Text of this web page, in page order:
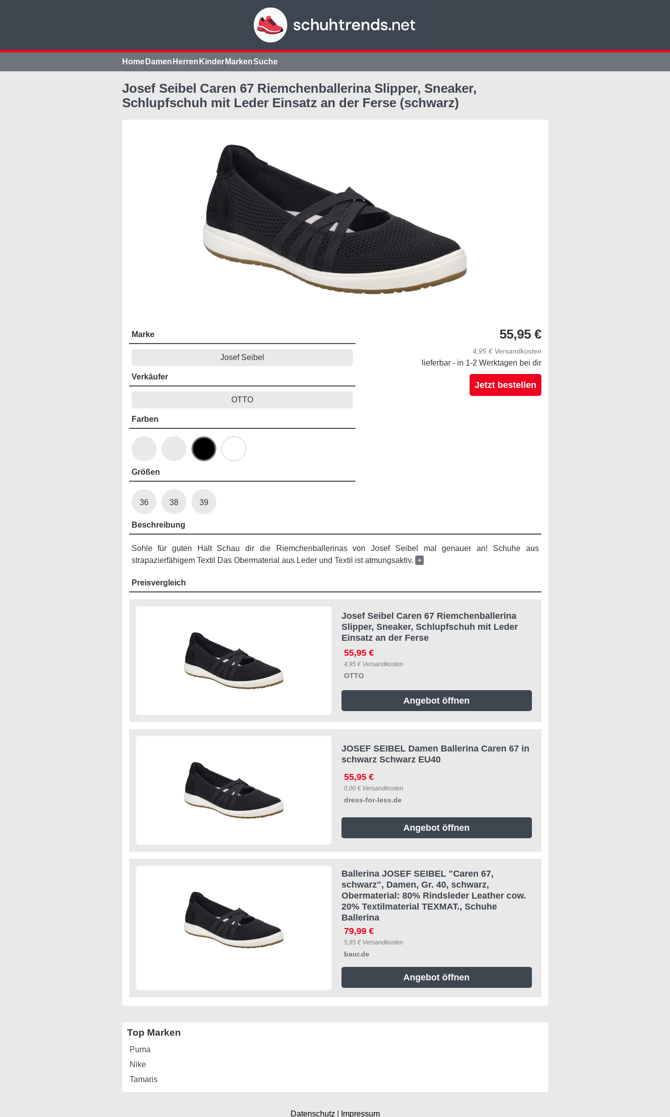
Home Damen Herren Kinder MarkenSuche
Josef Seibel Caren 67 Riemchenballerina Slipper, Sneaker,
Schlupfschuh mit Leder Einsatz an der Ferse (schwarz)
55,95 €
4,95 € Versandkosten
lieferbar - in 1-2 Werktagen bei dir
Jetzt bestellen
Marke
Josef Seibel
Verkäufer
OTTO
Farben
Größen
36 38 39
Beschreibung
Sohle für guten Halt Schau dir die Riemchenballerinas von Josef Seibel mal genauer an! Schuhe aus
strapazierfähigem Textil Das Obermaterial aus Leder und Textil ist atmungsaktiv. +
Preisvergleich
Josef Seibel Caren 67 Riemchenballerina
Slipper, Sneaker, Schlupfschuh mit Leder
Einsatz an der Ferse
55,95 €
4,95 € Versandkosten
OTTO
Angebot öffnen
JOSEF SEIBEL Damen Ballerina Caren 67 in
schwarz Schwarz EU40
55,95 €
0,00 € Versandkosten
dress-for-less.de
Angebot öffnen
Ballerina JOSEF SEIBEL "Caren 67,
schwarz", Damen, Gr. 40, schwarz,
Obermaterial: 80% Rindsleder Leather cow.
20% Textilmaterial TEXMAT., Schuhe
Ballerina
79,99 €
5,95 € Versandkosten
baur.de
Angebot öffnen
Top Marken
Puma
Nike
Tamaris
Datenschutz Impressum